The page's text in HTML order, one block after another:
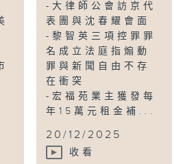
-大律師公會訪京代
表團與沈春耀會面
-黎智英三項控罪罪
名成立法庭指煽動
罪與新聞自由不存
在衝突
-宏福苑業主獲發每
年15萬元租金補...
20/12/2025
收看